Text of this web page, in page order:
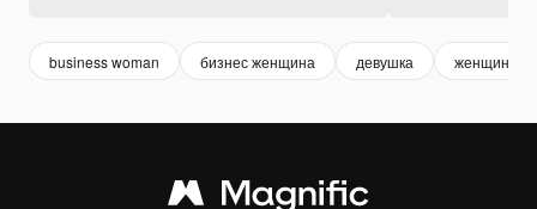
business woman бизнес женщина девушка женщина